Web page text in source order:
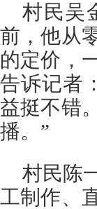
村民吴
前，他从
的定价，
告诉记者
益挺不错
播。”
村民陈
工制作、